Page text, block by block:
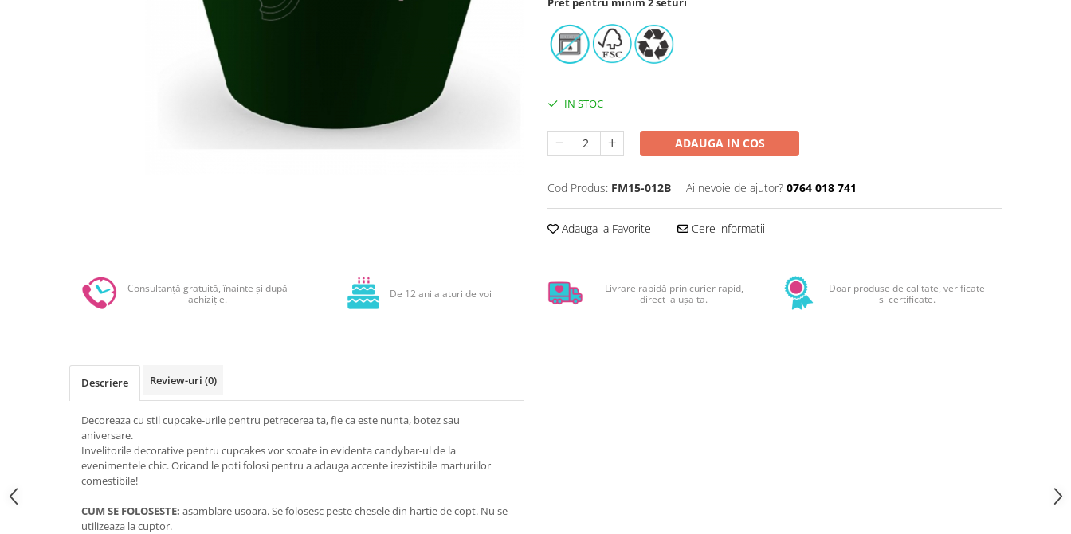
Decoratiuni din ciocolata
Flori Comestibile
RELAXARE & HOBBY
Role pentru colorat
Postere gigant
IN STOC
ADAUGA IN COS
Cod Produs: FM15-012B Ai nevoie de ajutor? 0764 018 741
Adauga la Favorite Cere informatii
Consultanță gratuită, înainte și după
achiziție.
De 12 ani alaturi de voi
Livrare rapidă prin curier rapid,
direct la ușa ta.
Doar produse de calitate, verificate
si certificate.
Descriere Review-uri (0)
Decoreaza cu stil cupcake-urile pentru petrecerea ta, fie ca este nunta, botez sau
aniversare.
Invelitorile decorative pentru cupcakes vor scoate in evidenta candybar-ul de la
evenimentele chic. Oricand le poti folosi pentru a adauga accente irezistibile marturiilor
comestibile!
CUM SE FOLOSESTE: asamblare usoara. Se folosesc peste chesele din hartie de copt. Nu se
utilizeaza la cuptor.